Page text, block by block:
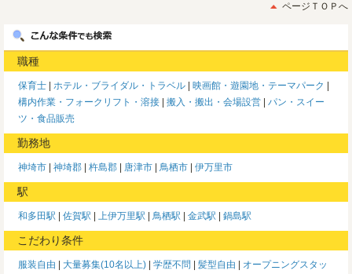
ページＴＯＰへ
職種
保育士 ホテル・ブライダル・トラベル
映画館・遊園地・テーマパーク
構内作業・フォークリフト・溶接
搬入・搬出・会場設営
パン・スイー
ツ・食品販売
勤務地
神埼市 神埼郡 杵島郡 唐津市 鳥栖市 伊万里市
駅
和多田駅 佐賀駅 上伊万里駅 鳥栖駅 金武駅 鍋島駅
こだわり条件
服装自由 大量募集(10名以上) 学歴不問 髪型自由
オープニングスタッ